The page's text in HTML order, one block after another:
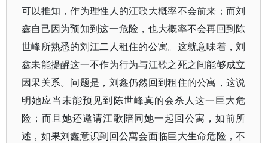
可以推知，作为理性人的江歌大概率不会前来；而刘
鑫自己因为预知到这一危险，也大概率不会再回到陈
世峰所熟悉的刘江二人租住的公寓。这就意味着，刘
鑫未能提醒这一不作为行为与江歌之死之间能够成立
因果关系。问题是，刘鑫仍然回到租住的公寓，这说
明她应当未能预见到陈世峰真的会杀人这一巨大危
险；而且她还邀请江歌陪同她一起回公寓，如前所
述，如果刘鑫意识到回公寓会面临巨大生命危险，不